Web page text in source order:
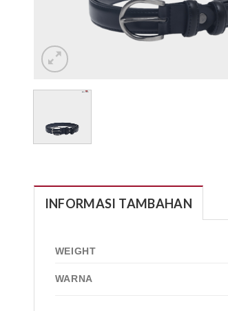
INFORMASI TAMBAHAN
WEIGHT
WARNA